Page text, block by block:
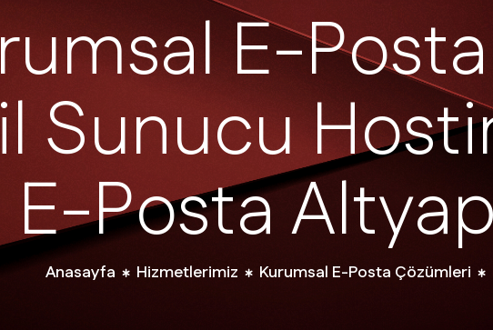
rumsalE-Posta
il SunucuHosti
E-PostaAltyap
Anasayfa Hizmetlerimiz Kurumsal E-Posta Çözümleri